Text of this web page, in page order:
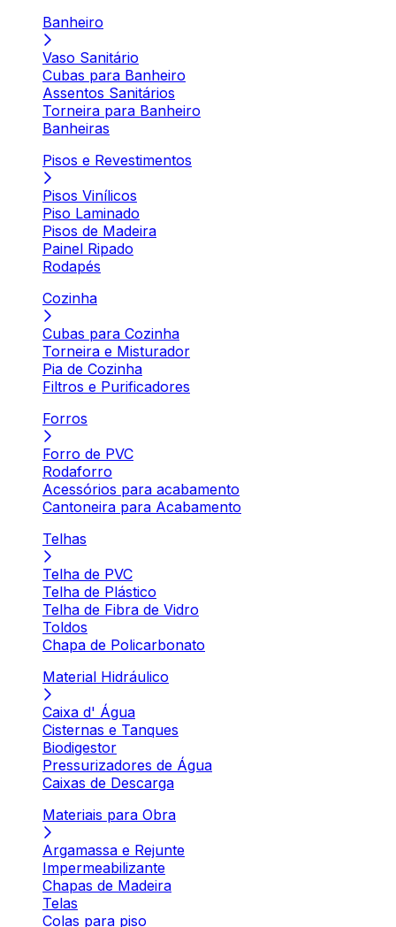
Banheiro
Vaso Sanitário
Cubas para Banheiro
Assentos Sanitários
Torneira para Banheiro
Banheiras
Pisos e Revestimentos
Pisos Vinílicos
Piso Laminado
Pisos de Madeira
Painel Ripado
Rodapés
Cozinha
Cubas para Cozinha
Torneira e Misturador
Pia de Cozinha
Filtros e Purificadores
Forros
Forro de PVC
Rodaforro
Acessórios para acabamento
Cantoneira para Acabamento
Telhas
Telha de PVC
Telha de Plástico
Telha de Fibra de Vidro
Toldos
Chapa de Policarbonato
Material Hidráulico
Caixa d' Água
Cisternas e Tanques
Biodigestor
Pressurizadores de Água
Caixas de Descarga
Materiais para Obra
Argamassa e Rejunte
Impermeabilizante
Chapas de Madeira
Telas
Colas para piso